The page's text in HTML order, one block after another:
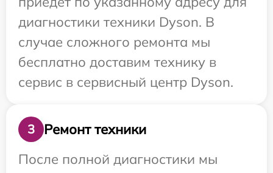
диагностики техники Dyson. В
случае сложного ремонта мы
бесплатно доставим технику в
сервис в сервисный центр Dyson.
3
Ремонт техники
После полной диагностики мы